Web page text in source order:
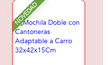
NOVEDAD